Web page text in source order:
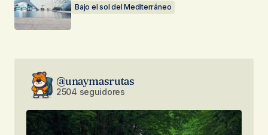
Bajo el sol del Mediterráneo
@unaymasrutas
2504 seguidores